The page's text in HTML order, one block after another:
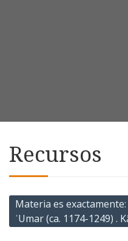
Recursos
Materia es exactamente
ʿUmar (ca. 1174-1249) .